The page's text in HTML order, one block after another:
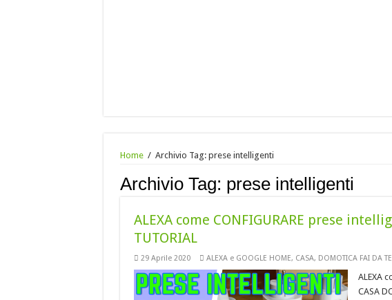
Home / Archivio Tag: prese intelligenti
Archivio Tag: prese intelligenti
ALEXA come CONFIGURARE prese
TUTORIAL
29 Aprile 2020 ALEXA e GOOGLE HOME, CASA, DOMOTICA FAI DA TE
ALEXA
CASA